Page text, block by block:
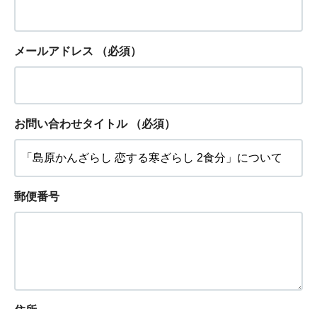
メールアドレス （必須）
お問い合わせタイトル （必須）
郵便番号